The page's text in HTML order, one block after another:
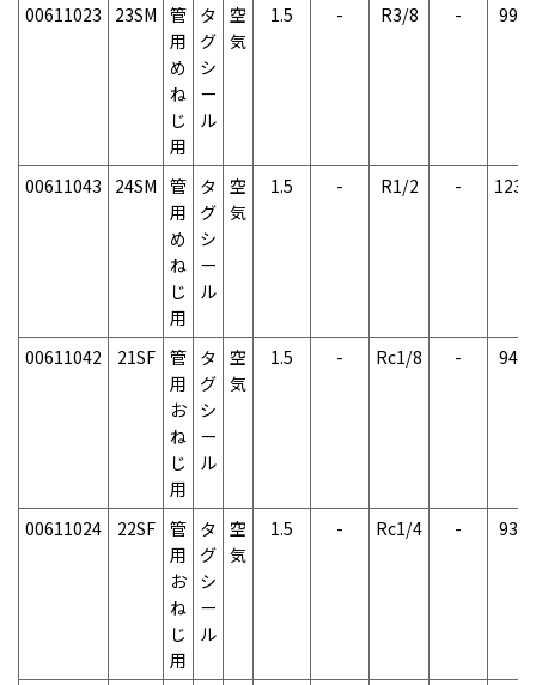
00611023 23SM 管
用
め
ね
じ
用
タ
グ
シ
ー
ル
空
気
1.5 - R3/8 - 99g
00611043 24SM 管
用
め
ね
じ
用
タ
グ
シ
ー
ル
空
気
1.5 - R1/2 - 123g
00611042 21SF
管
用
お
ね
じ
用
タ
グ
シ
ー
ル
空
気
1.5 - Rc1/8 - 94g
00611024 22SF
管
用
お
ね
じ
用
タ
グ
シ
ー
ル
空
気
1.5 - Rc1/4 - 93g